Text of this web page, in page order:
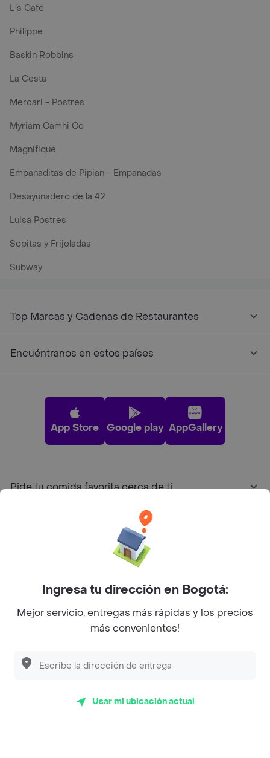
L´s Café
Philippe
Baskin Robbins
La Cesta
Mercari - Postres
Myriam Camhi Co
Magnifique
Empanaditas de Pipian - Empanadas
Desayunadero de la 42
Luisa Postres
Sopitas y Frijoladas
Subway
Top Marcas y Cadenas de Restaurantes
Encuéntranos en estos países
App Store Google play AppGallery
Pide tu comida favorita cerca de ti
Sobre Rappi
Facebook
Twitter
Instagram
©2026Rappi Inc. All rights reserved.
Ingresa tu dirección en Bogotá:
Mejor servicio, entregas más rápidas y los precios
más convenientes!
Usar mi ubicación actual